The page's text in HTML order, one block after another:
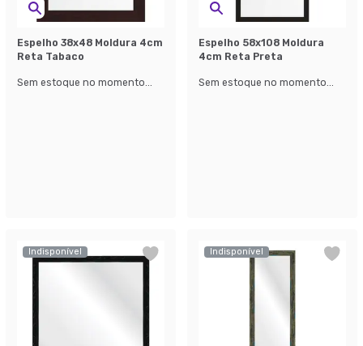
Espelho 38x48 Moldura 4cm
Reta Tabaco
Sem estoque no momento...
Espelho 58x108 Moldura
4cm Reta Preta
Sem estoque no momento...
Indisponível Indisponível